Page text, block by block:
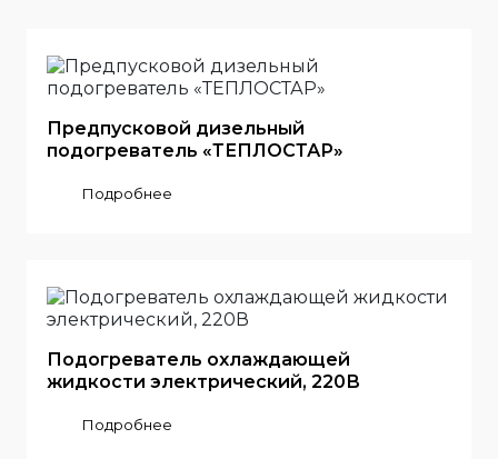
Предпусковой дизельный
подогреватель «ТЕПЛОСТАР»
Подробнее
Подогреватель охлаждающей
жидкости электрический, 220В
Подробнее